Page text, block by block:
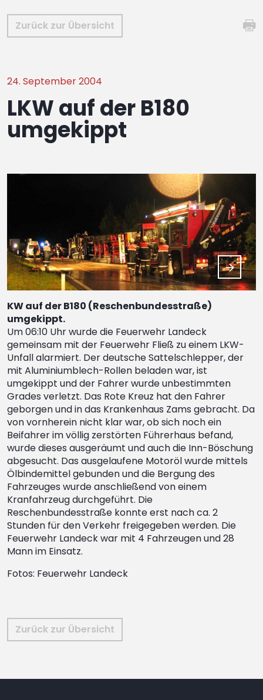
Zurück zur Übersicht
24. September 2004
LKW auf der B180
umgekippt
KW auf der B180 (Reschenbundesstraße)
umgekippt.
Um 06:10 Uhr wurde die Feuerwehr Landeck
gemeinsam mit der Feuerwehr Fließ zu einem LKW-
Unfall alarmiert. Der deutsche Sattelschlepper, der
mit Aluminiumblech-Rollen beladen war, ist
umgekippt und der Fahrer wurde unbestimmten
Grades verletzt. Das Rote Kreuz hat den Fahrer
geborgen und in das Krankenhaus Zams gebracht. Da
von vornherein nicht klar war, ob sich noch ein
Beifahrer im völlig zerstörten Führerhaus befand,
wurde dieses ausgeräumt und auch die Inn-Böschung
abgesucht. Das ausgelaufene Motoröl wurde mittels
Ölbindemittel gebunden und die Bergung des
Fahrzeuges wurde anschließend von einem
Kranfahrzeug durchgeführt. Die
Reschenbundesstraße konnte erst nach ca. 2
Stunden für den Verkehr freigegeben werden. Die
Feuerwehr Landeck war mit 4 Fahrzeugen und 28
Mann im Einsatz.
Fotos: Feuerwehr Landeck
Zurück zur Übersicht